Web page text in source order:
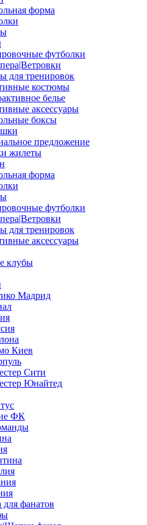
форма
футболки
для тренировок
костюмы
белье
аксессуары
боксы
предложение
жилеты
форма
футболки
для тренировок
аксессуары
клубы
Мадрид
Киев
Сити
Юнайтед
ФК
для фанатов